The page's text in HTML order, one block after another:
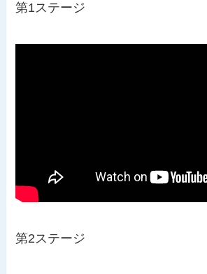
第1ステージ
第2ステージ